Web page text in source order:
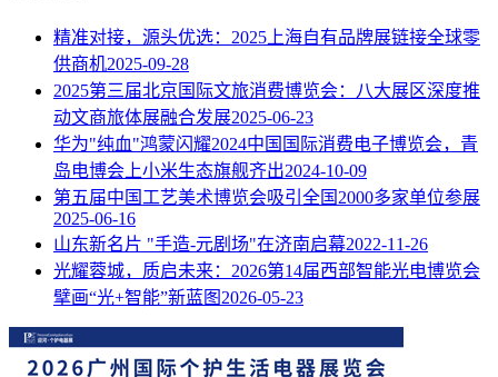
精准对接，源头优选：2025上海自有品牌展链接全球零
供商机2025-09-28
2025第三届北京国际文旅消费博览会：八大展区深度推
动文商旅体展融合发展2025-06-23
华为"纯血"鸿蒙闪耀2024中国国际消费电子博览会，青
岛电博会上小米生态旗舰齐出2024-10-09
第五届中国工艺美术博览会吸引全国2000多家单位参展
2025-06-16
山东新名片 "手造-元剧场"在济南启幕2022-11-26
光耀蓉城，质启未来：2026第14届西部智能光电博览会
擘画“光+智能”新蓝图 2026-05-23